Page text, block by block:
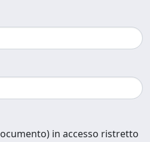
in accesso ristretto